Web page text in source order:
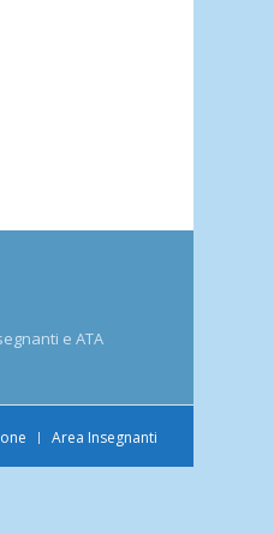
e ATA
Area Insegnanti